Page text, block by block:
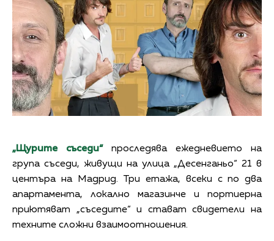
„Щурите съседи“проследява ежедневието на
група съседи, живущи на улица „Десенганьо“ 21 в
центъра на Мадрид. Три етажа, всеки с по два
апартамента, локално магазинче и портиерна
приютяват „съседите“ и стават свидетели на
техните сложни взаимоотношения.